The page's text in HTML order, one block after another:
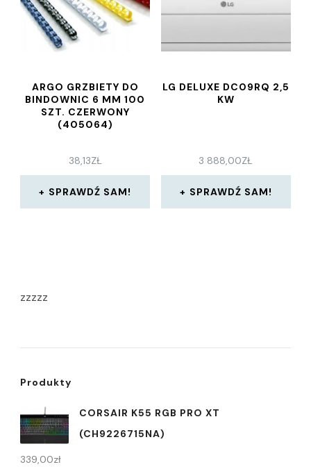
ARGO GRZBIETY DO
BINDOWNIC 6 MM 100
SZT. CZERWONY
(405064)
38,13ZŁ
SPRAWDŹ SAM!
LG DELUXE DC09RQ 2,5
KW
3 888,00ZŁ
SPRAWDŹ SAM!
zzzzz
Produkty
CORSAIR K55 RGB PRO XT
(CH9226715NA)
339,00zł